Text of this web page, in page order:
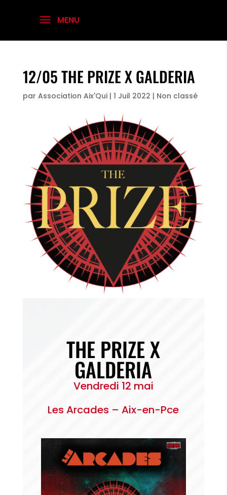
12/05 THE PRIZE X GALDERIA
par Association Aix'Qui| 1 Juil 2022 | Non classé
THE PRIZE X
GALDERIA
Vendredi 12 mai
Les Arcades – Aix-en-Pce